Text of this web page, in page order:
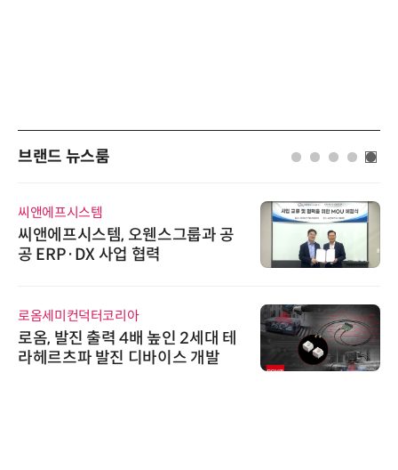
브랜드 뉴스룸
AIPD
“특허분석도 AI와 함께”…IP산업
'AX' 시대 본격화, 지식재산처 1호
인아그룹
'자동화 산업의 새로운 가능성'…
인아그룹 전국 7개 도시 세미나 페